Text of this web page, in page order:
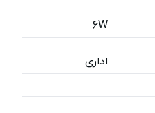
6W
اداری